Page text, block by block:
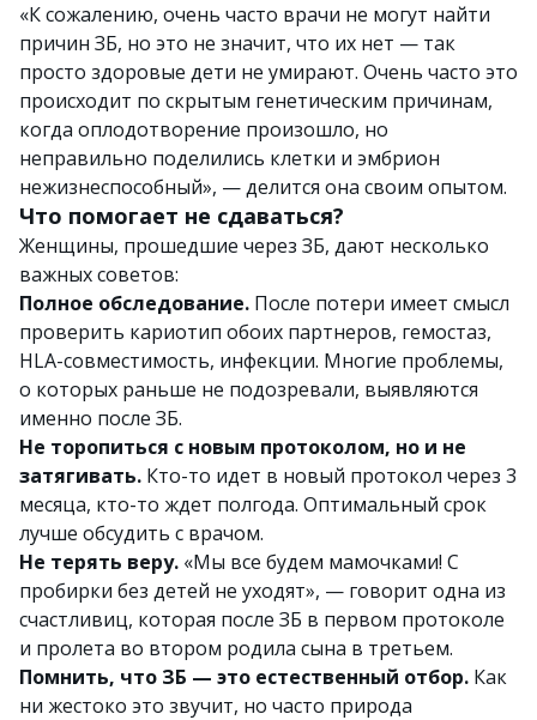
«К сожалению, очень часто врачи не могут найти
причин ЗБ, но это не значит, что их нет — так
просто здоровые дети не умирают. Очень часто это
происходит по скрытым генетическим причинам,
когда оплодотворение произошло, но
неправильно поделились клетки и эмбрион
нежизнеспособный», — делится она своим опытом.
Что помогает не сдаваться?
Женщины, прошедшие через ЗБ, дают несколько
важных советов:
Полное обследование. После потери имеет смысл
проверить кариотип обоих партнеров, гемостаз,
HLA-совместимость, инфекции. Многие проблемы,
о которых раньше не подозревали, выявляются
именно после ЗБ.
Не торопиться с новым протоколом, но и не
затягивать. Кто-то идет в новый протокол через 3
месяца, кто-то ждет полгода. Оптимальный срок
лучше обсудить с врачом.
Не терять веру. «Мы все будем мамочками! С
пробирки без детей не уходят», — говорит одна из
счастливиц, которая после ЗБ в первом протоколе
и пролета во втором родила сына в третьем.
Помнить, что ЗБ — это естественный отбор. Как
ни жестоко это звучит, но часто природа